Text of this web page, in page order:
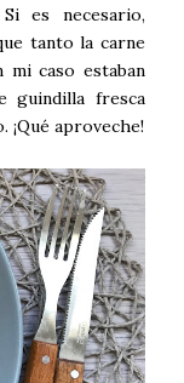
es necesario,
tanto la carne
mi caso estaban
guindilla fresca
¡Qué aproveche!